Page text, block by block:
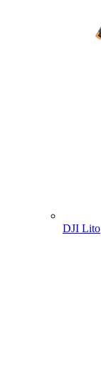
DJI Lito